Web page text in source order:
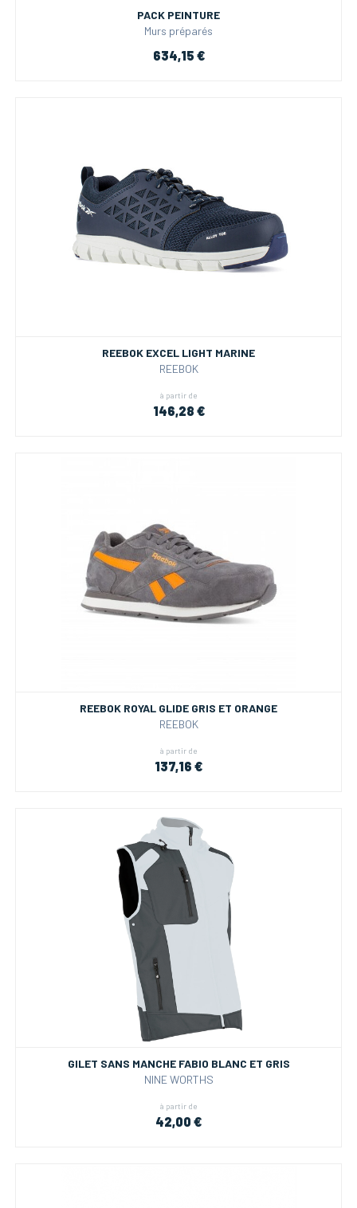
PACK PEINTURE
Murs préparés
634,15 €
REEBOK EXCEL LIGHT MARINE
REEBOK
à partir de
146,28 €
REEBOK ROYAL GLIDE GRIS ET ORANGE
REEBOK
à partir de
137,16 €
GILET SANS MANCHE FABIO BLANC ET GRIS
NINE WORTHS
à partir de
42,00 €